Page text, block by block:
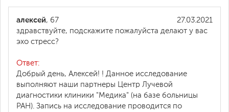
27.03.2021
алексей, 67
здравствуйте, подскажите пожалуйста делают у вас
эхо стресс?
Ответ:
Добрый день, Алексей! ! Данное исследование
выполняют наши партнеры Центр Лучевой
диагностики клиники "Медика" (на базе больницы
РАН). Запись на исследование проводится по